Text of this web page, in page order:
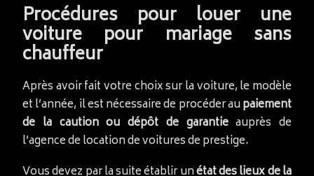
Procédures pour louer une
voiture pour mariage sans
chauffeur
Après avoir fait votre choix sur la voiture, le modèle
et l’année, il est nécessaire de procéder aupaiement
de la caution ou dépôt de garantieauprès de
l’agence de location de voitures de prestige.
Vous devez par la suite établir unétat des lieux de la